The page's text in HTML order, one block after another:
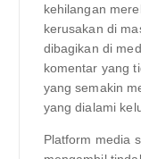
kehilangan
kerusakan di
dibagikan di
komentar yang
yang semakin
yang dialami
Platform media